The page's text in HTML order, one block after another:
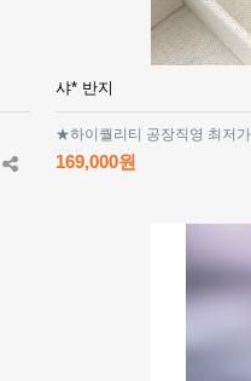
샤* 반지
★하이퀄리티 공장직영 최저
169,000원